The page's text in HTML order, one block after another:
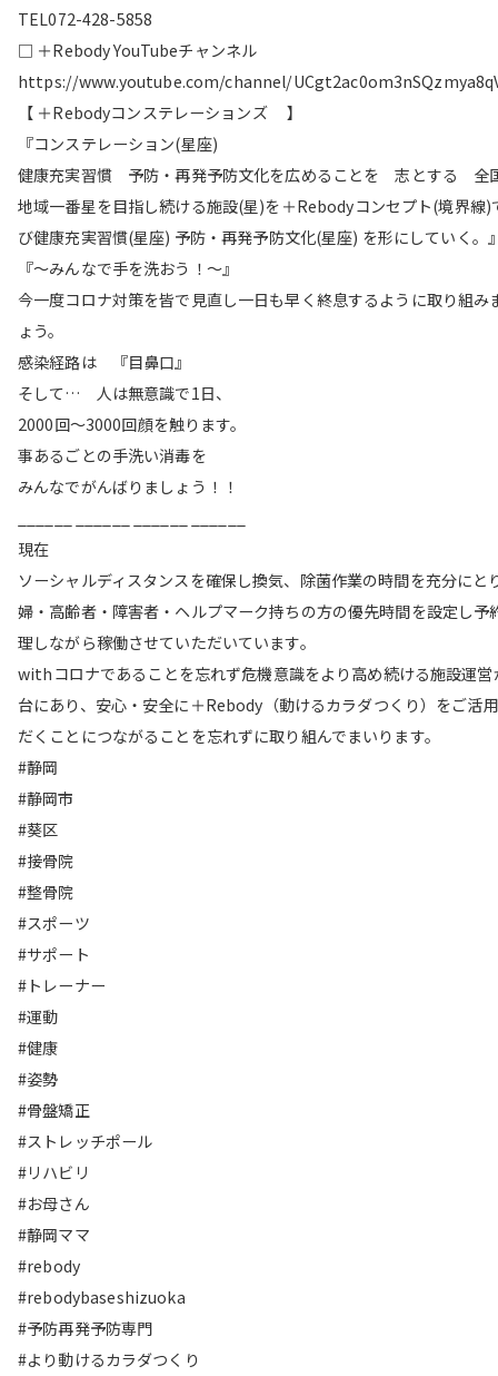
TEL072-428-5858
□ ＋Rebody YouTubeチャンネル
https://www.youtube.com/channel/
【 ＋Rebodyコンステレーションズ 】
『コンステレーション(星座)
健康充実習慣 予防・再発予防文化を広めることを 志とする 全
地域一番星を目指し続ける施設(星)を＋Rebodyコンセプト(境界線)
び健康充実習慣(星座) 予防・再発予防文化(星座) を形にしていく。
『〜みんなで手を洗おう！〜』
今一度コロナ対策を皆で見直し一日も早く終息するように取り組み
ょう。
感染経路は 『目鼻口』
そして… 人は無意識で1日、
2000回〜3000回顔を触ります。
事あるごとの手洗い消毒を
みんなでがんばりましょう！！
現在
ソーシャルディスタンスを確保し換気、除菌作業の時間を充分にと
婦・高齢者・障害者・ヘルプマーク持ちの方の優先時間を設定し予
理しながら稼働させていただいています。
withコロナであることを忘れず危機意識をより高め続ける施設運営
台にあり、安心・安全に＋Rebody（動けるカラダつくり）をご活
だくことにつながることを忘れずに取り組んでまいります。
#静岡
#静岡市
#葵区
#接骨院
#整骨院
#スポーツ
#サポート
#トレーナー
#運動
#健康
#姿勢
#骨盤矯正
#ストレッチポール
#リハビリ
#お母さん
#静岡ママ
#rebody
#rebodybaseshizuoka
#予防再発予防専門
#より動けるカラダつくり